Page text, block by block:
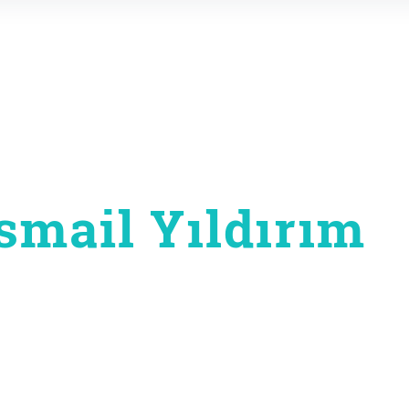
Yıldırım